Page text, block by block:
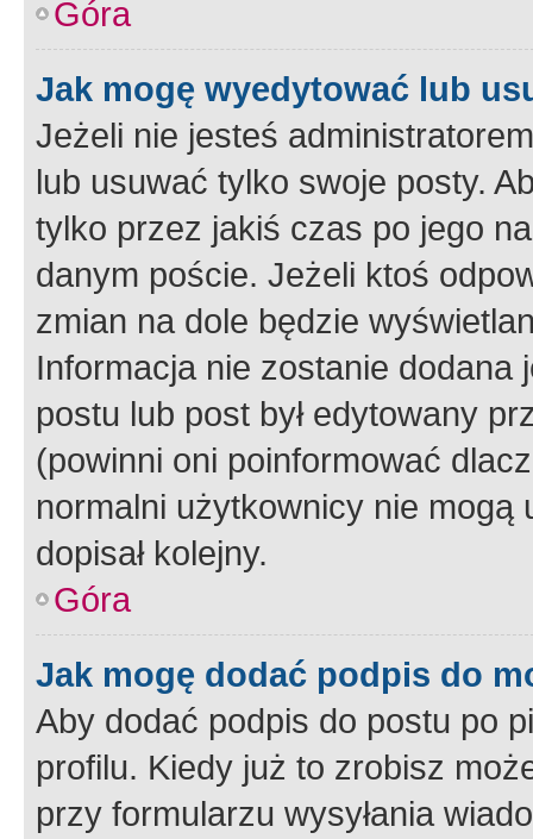
Góra
Jak mogę wyedytować lub
Jeżeli nie jesteś
lub usuwać tylko swoje posty.
tylko przez jakiś czas po jego
danym poście. Jeżeli ktoś
zmian na dole będzie
Informacja nie zostanie dodana
postu lub post był edytowany
(powinni oni poinformować
normalni użytkownicy nie
dopisał kolejny.
Góra
Jak mogę dodać podpis do
Aby dodać podpis do postu po
profilu. Kiedy już to zrobisz
przy formularzu wysyłania